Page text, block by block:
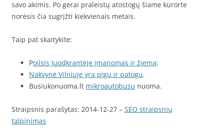
savo akimis. Po gerai praleistų atostogų šiame kurorte
norėsis čia sugrįžti kiekvienais metais.
Taip pat skaitykite:
Poilsis Juodkrantėje įmanomas ir žiemą;
Nakvynė Vilniuje yra pigu ir patogu.
Busiukonuoma.lt mikroautobusu nuoma.
Straipsnis parašytas: 2014-12-27 – SEO straipsnių
talpinimas